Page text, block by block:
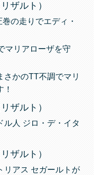
ザルト）
の走りでエディ・
マリアローザを守
さかのTT不調でマリ
ザルト）
ル人 ジロ・デ・イタ
ザルト）
リアス セガールトが